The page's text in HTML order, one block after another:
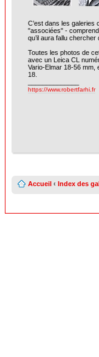
C’est dans les galeries
"associées" -
qu’il aura fallu chercher
Toutes les photos de
avec un Leica CL
Vario-Elmar 18-56 mm,
18.
https://www.robertfarhi.fr
Accueil ‹ Index des